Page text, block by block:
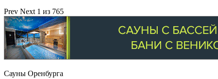
Prev Next 1 из 765
Сауны Оренбурга